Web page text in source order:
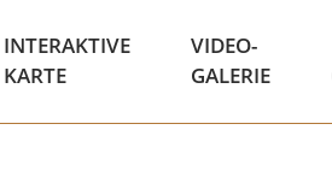
INTERAKTIVE
KARTE
VIDEO-
GALERIE